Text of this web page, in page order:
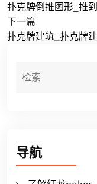
扑克牌倒推图形_推
下一篇
扑克牌建筑_扑克牌
导航